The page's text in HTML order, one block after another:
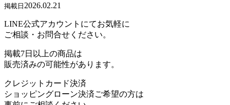
掲載日 2026.02.21
LINE公式アカウントにてお気軽に
ご相談・お問合せください。
掲載7日以上の商品は
販売済みの可能性があります。
クレジットカード決済
ショッピングローン決済ご希望の方は